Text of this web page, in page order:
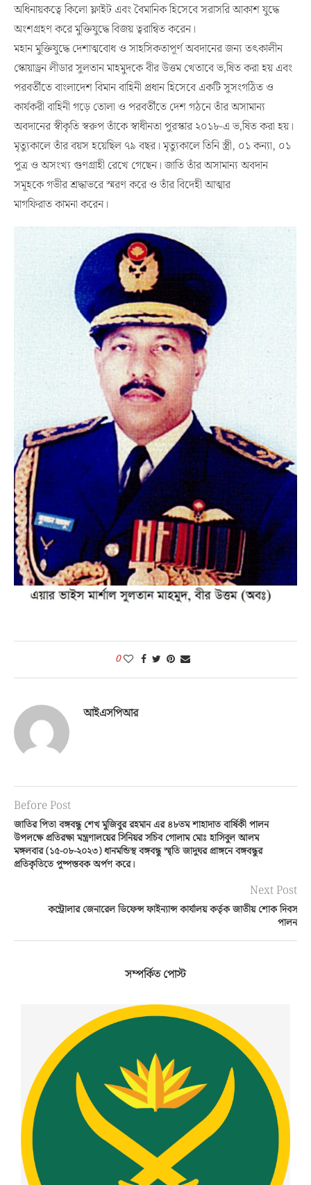
অধিনায়কত্বে কিলো ফ্লাইট এবং বৈমানিক হিসেবে সরাসরি আকাশ যুদ্ধে
অংশগ্রহণ করে মুক্তিযুদ্ধে বিজয় ত্বরান্বিত করেন।
মহান মুক্তিযুদ্ধে দেশাত্মবোধ ও সাহসিকতাপূর্ণ অবদানের জন্য তৎকালীন
স্কোয়াড্রন লীডার সুলতান মাহমুদকে বীর উত্তম খেতাবে ভ‚ষিত করা হয় এবং
পরবর্তীতে বাংলাদেশ বিমান বাহিনী প্রধান হিসেবে একটি সুসংগঠিত ও
কার্যকরী বাহিনী গড়ে তোলা ও পরবর্তীতে দেশ গঠনে তাঁর অসামান্য
অবদানের স্বীকৃতি স্বরুপ তাঁকে স্বাধীনতা পুরস্কার ২০১৮-এ ভ‚ষিত করা হয়।
মৃত্যুকালে তাঁর বয়স হয়েছিল ৭৯ বছর। মৃত্যুকালে তিনি স্ত্রী, ০১ কন্যা, ০১
পুত্র ও অসংখ্য গুণগ্রাহী রেখে গেছেন। জাতি তাঁর অসামান্য অবদান
সমূহকে গভীর শ্রদ্ধাভরে স্মরণ করে ও তাঁর বিদেহী আত্মার
মাগফিরাত কামনা করেন।
0
আইএসপিআর
Before Post
জাতির পিতা বঙ্গবন্ধু শেখ মুজিবুর রহমান এর ৪৮তম শাহাদাত বার্ষিকী পালন
উপলক্ষে প্রতিরক্ষা মন্ত্রণালয়ের সিনিয়র সচিব গোলাম মোঃ হাসিবুল আলম
মঙ্গলবার (১৫-০৮-২০২৩) ধানমন্ডিস্থ বঙ্গবন্ধু স্মৃতি জাদুঘর প্রাঙ্গনে বঙ্গবন্ধুর
প্রতিকৃতিতে পুষ্পস্তবক অর্পণ করে।
Next Post
কন্ট্রোলার জেনারেল ডিফেন্স ফাইন্যান্স কার্যালয় কর্তৃক জাতীয় শোক দিবস
পালন
সম্পর্কিত পোস্ট